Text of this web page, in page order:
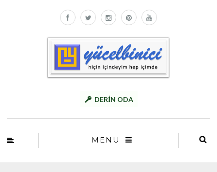
DERİN ODA
MENU